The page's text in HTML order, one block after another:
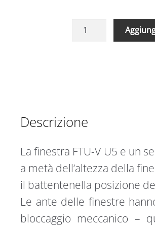
Finestra
U4
x
140
quantità
Descrizione
La finestra FTU-V U5 e un
a metà dell’altezza della
il battentenella posizione
Le ante delle finestre
bloccaggio meccanico –